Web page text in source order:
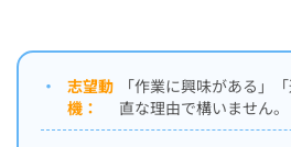
・
志望動
機：
「作業に興味がある」
直な理由で構いません。